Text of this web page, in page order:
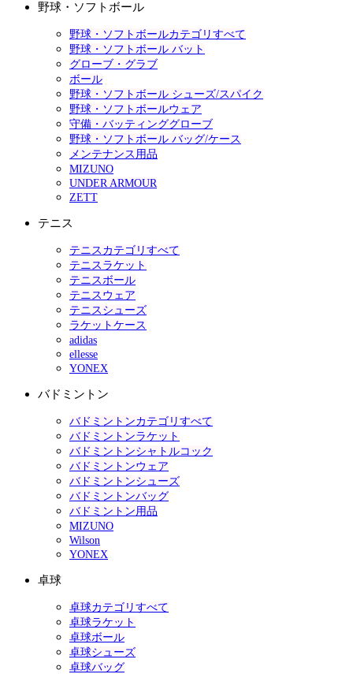
野球・ソフトボール
野球・ソフトボールカテゴリすべて
野球・ソフトボール バット
グローブ・グラブ
ボール
野球・ソフトボール シューズ/スパイク
野球・ソフトボールウェア
守備・バッティンググローブ
野球・ソフトボール バッグ/ケース
メンテナンス用品
MIZUNO
UNDER ARMOUR
ZETT
テニス
テニスカテゴリすべて
テニスラケット
テニスボール
テニスウェア
テニスシューズ
ラケットケース
adidas
ellesse
YONEX
バドミントン
バドミントンカテゴリすべて
バドミントンラケット
バドミントンシャトルコック
バドミントンウェア
バドミントンシューズ
バドミントンバッグ
バドミントン用品
MIZUNO
Wilson
YONEX
卓球
卓球カテゴリすべて
卓球ラケット
卓球ボール
卓球シューズ
卓球バッグ